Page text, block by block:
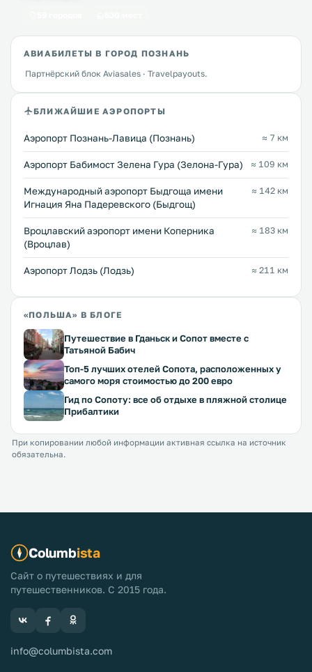
АВИАБИЛЕТЫ В ГОРОД ПОЗНАНЬ
Партнёрский блок Aviasales · Travelpayouts.
БЛИЖАЙШИЕ АЭРОПОРТЫ
Аэропорт Познань-Лавица (Познань) ≈ 7 км
Аэропорт Бабимост Зелена Гура (Зелона-Гура) ≈ 109 км
Международный аэропорт Быдгоща имени
Игнация Яна Падеревского (Быдгощ)
≈ 142 км
Вроцлавский аэропорт имени Коперника
(Вроцлав)
≈ 183 км
Аэропорт Лодзь (Лодзь) ≈ 211 км
«ПОЛЬША» В БЛОГЕ
Путешествие в Гданьск и Сопот вместе с
Татьяной Бабич
Топ-5 лучших отелей Сопота, расположенных у
самого моря стоимостью до 200 евро
Гид по Сопоту: все об отдыхе в пляжной столице
Прибалтики
При копировании любой информации активная ссылка на источник
обязательна.
Columbista
Сайт о путешествиях и для
путешественников. С 2015 года.
info@columbista.com